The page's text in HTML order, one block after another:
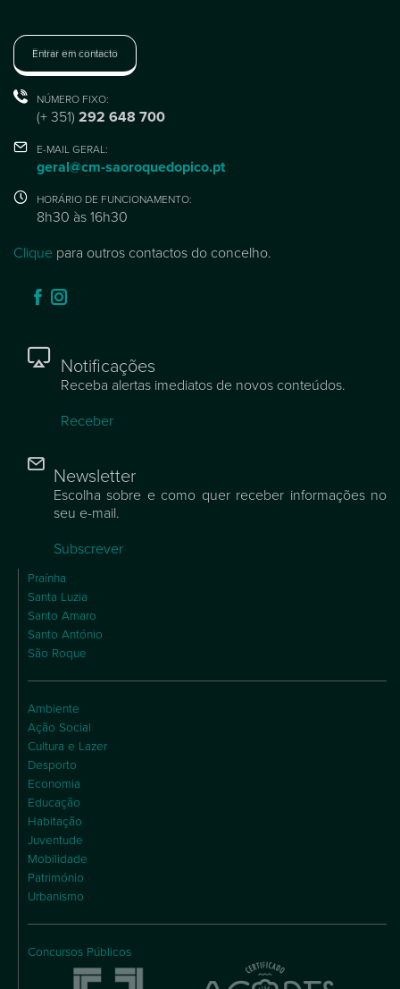
Entrar em contacto
NÚMERO FIXO:
(+ 351) 292 648 700
E-MAIL GERAL:
geral@cm-saoroquedopico.pt
HORÁRIO DE FUNCIONAMENTO:
8h30 às 16h30
Clique para outros contactos do concelho.
Notificações
Receba alertas imediatos de novos conteúdos.
Receber
Newsletter
Escolha sobre e como quer receber informações no
seu e-mail.
Subscrever
Praínha
Santa Luzia
Santo Amaro
Santo António
São Roque
Ambiente
Ação Social
Cultura e Lazer
Desporto
Economia
Educação
Habitação
Juventude
Mobilidade
Património
Urbanismo
Concursos Públicos